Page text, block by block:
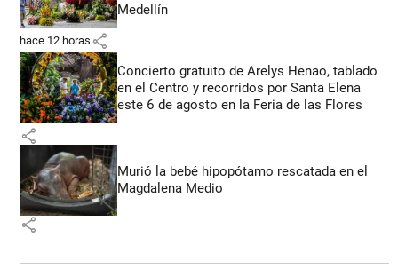
Medellín
hace 12 horas share
Concierto gratuito de Arelys Henao, tablado
en el Centro y recorridos por Santa Elena
este 6 de agosto en la Feria de las Flores
share
Murió la bebé hipopótamo rescatada en el
Magdalena Medio
share